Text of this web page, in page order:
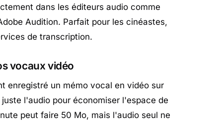
dans les éditeurs audio comme
Audition. Parfait pour les cinéastes,
de transcription.
vocaux vidéo
enregistré un mémo vocal en vidéo sur
l'audio pour économiser l'espace de
peut faire 50 Mo, mais l'audio seul ne